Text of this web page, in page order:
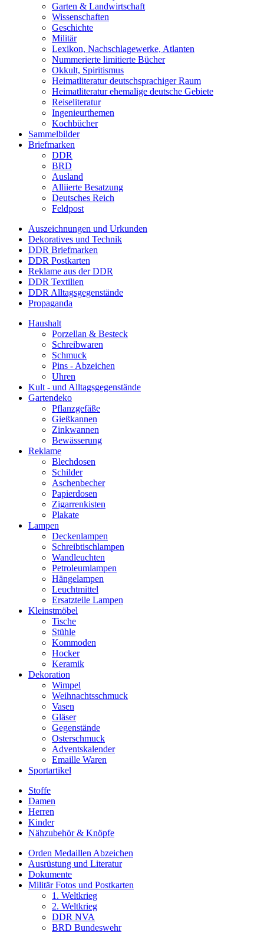
Garten & Landwirtschaft
Wissenschaften
Geschichte
Militär
Lexikon, Nachschlagewerke, Atlanten
Nummerierte limitierte Bücher
Okkult, Spiritismus
Heimatliteratur deutschsprachiger Raum
Heimatliteratur ehemalige deutsche Gebiete
Reiseliteratur
Ingenieurthemen
Kochbücher
Sammelbilder
Briefmarken
DDR
BRD
Ausland
Alliierte Besatzung
Deutsches Reich
Feldpost
Auszeichnungen und Urkunden
Dekoratives und Technik
DDR Briefmarken
DDR Postkarten
Reklame aus der DDR
DDR Textilien
DDR Alltagsgegenstände
Propaganda
Haushalt
Porzellan & Besteck
Schreibwaren
Schmuck
Pins - Abzeichen
Uhren
Kult - und Alltagsgegenstände
Gartendeko
Pflanzgefäße
Gießkannen
Zinkwannen
Bewässerung
Reklame
Blechdosen
Schilder
Aschenbecher
Papierdosen
Zigarrenkisten
Plakate
Lampen
Deckenlampen
Schreibtischlampen
Wandleuchten
Petroleumlampen
Hängelampen
Leuchtmittel
Ersatzteile Lampen
Kleinstmöbel
Tische
Stühle
Kommoden
Hocker
Keramik
Dekoration
Wimpel
Weihnachtsschmuck
Vasen
Gläser
Gegenstände
Osterschmuck
Adventskalender
Emaille Waren
Sportartikel
Stoffe
Damen
Herren
Kinder
Nähzubehör & Knöpfe
Orden Medaillen Abzeichen
Ausrüstung und Literatur
Dokumente
Militär Fotos und Postkarten
1. Weltkrieg
2. Weltkrieg
DDR NVA
BRD Bundeswehr